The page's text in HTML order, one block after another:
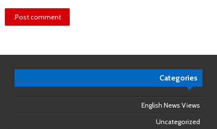
Categories
English News Views
Uncategorized